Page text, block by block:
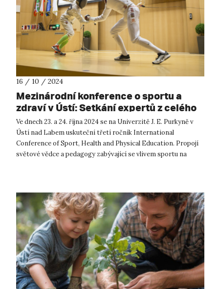
16 / 10 / 2024
Mezinárodní konference o sportu a
zdraví v Ústí: Setkání expertů z celého
světa
Ve dnech 23. a 24. října 2024 se na Univerzitě J. E. Purkyně v
Ústí nad Labem uskuteční třetí ročník International
Conference of Sport, Health and Physical Education. Propojí
světové vědce a pedagogy zabývající se vlivem sportu na